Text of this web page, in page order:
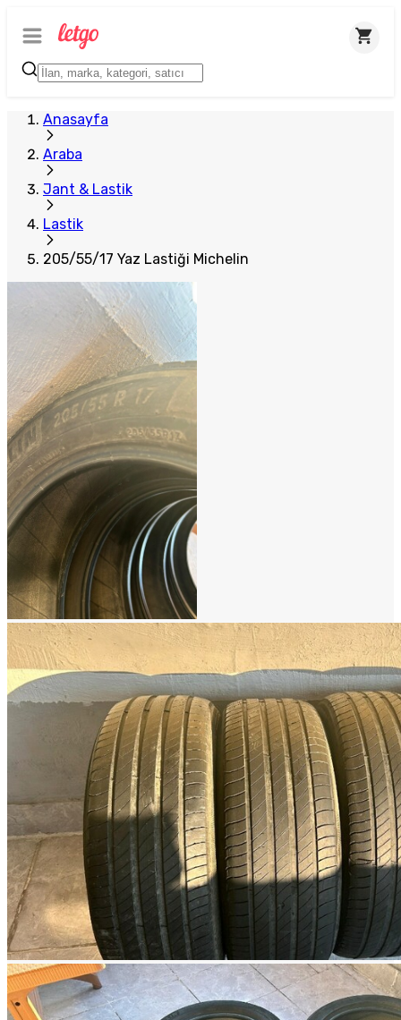
Anasayfa
Araba
Jant & Lastik
Lastik
205/55/17 Yaz Lastiği Michelin